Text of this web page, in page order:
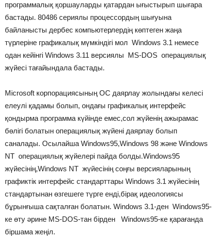
программалық қоршауларды қатардан ығыстырып шығара
бастады. 80486 сериялы процессордың шығуына
байланысты дербес компьютерлердің көптеген жаңа
түрлеріне графикалық мүмкіндігі мол Windows 3.1 немесе
одан кейінгі Windows 3.11 версиялы MS-DOS операциялық
жүйесі тағайындала бастады.
Microsoft корпорациясының ОС даярлау жолындағы келесі
елеулі қадамы болып, ондағы графикалық интерфейс
қондырма программа күйінде емес,сол жүйенің ажырамас
бөлігі болатын операциялық жүйені даярлау болып
саналады. Осылайша Windows95,Windows 98 және Windows
NT операциялық жүйелері пайда болды.Windows95
жүйесінің,Windows NT жүйесінің соңғы версияларының
графиктік интерфейс стандарттары Windows 3.1 жүйесінің
стандартынан өзгешеге түрге енді,бірақ идеологиясы
бұрынғыша сақталған болатын. Windows 3.1-ден Windows95-
ке өту әрине MS-DOS-тан бірден Windows95-ке қарағанда
біршама жеңіл.